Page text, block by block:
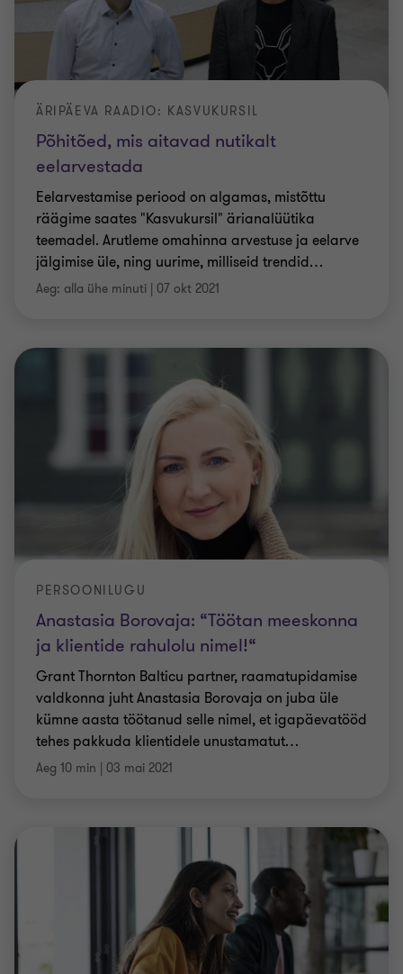
Põhitõed, mis aitavad nutikalt
eelarvestada
ÄRIPÄEVA RAADIO: KASVUKURSIL
Eelarvestamise periood on algamas, mistõttu
räägime saates "Kasvukursil" ärianalüütika
teemadel. Arutleme omahinna arvestuse ja eelarve
jälgimise üle, ning uurime, milliseid trendid…
Aeg: alla ühe minuti | 07 okt 2021
Anastasia Borovaja: “Töötan meeskonna
ja klientide rahulolu nimel!“
PERSOONILUGU
Grant Thornton Balticu partner, raamatupidamise
valdkonna juht Anastasia Borovaja on juba üle
kümne aasta töötanud selle nimel, et igapäevatööd
tehes pakkuda klientidele unustamatut…
Aeg 10 min | 03 mai 2021